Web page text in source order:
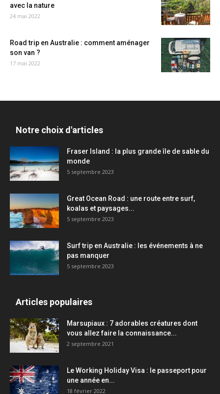
avec la nature
24 mai 2022
Road trip en Australie : comment aménager
son van ?
17 mai 2022
Notre choix d'articles
Fraser Island : la plus grande île de sable du
monde
5 septembre 2023
Great Ocean Road : une route entre surf,
koalas et paysages...
5 septembre 2023
Surf trip en Australie : les événements à ne
pas manquer
5 septembre 2023
Articles populaires
Marsupiaux : 7 adorables créatures dont
vous allez faire la connaissance...
2 septembre 2021
Le Working Holiday Visa : le passeport pour
une année en...
18 février 2022